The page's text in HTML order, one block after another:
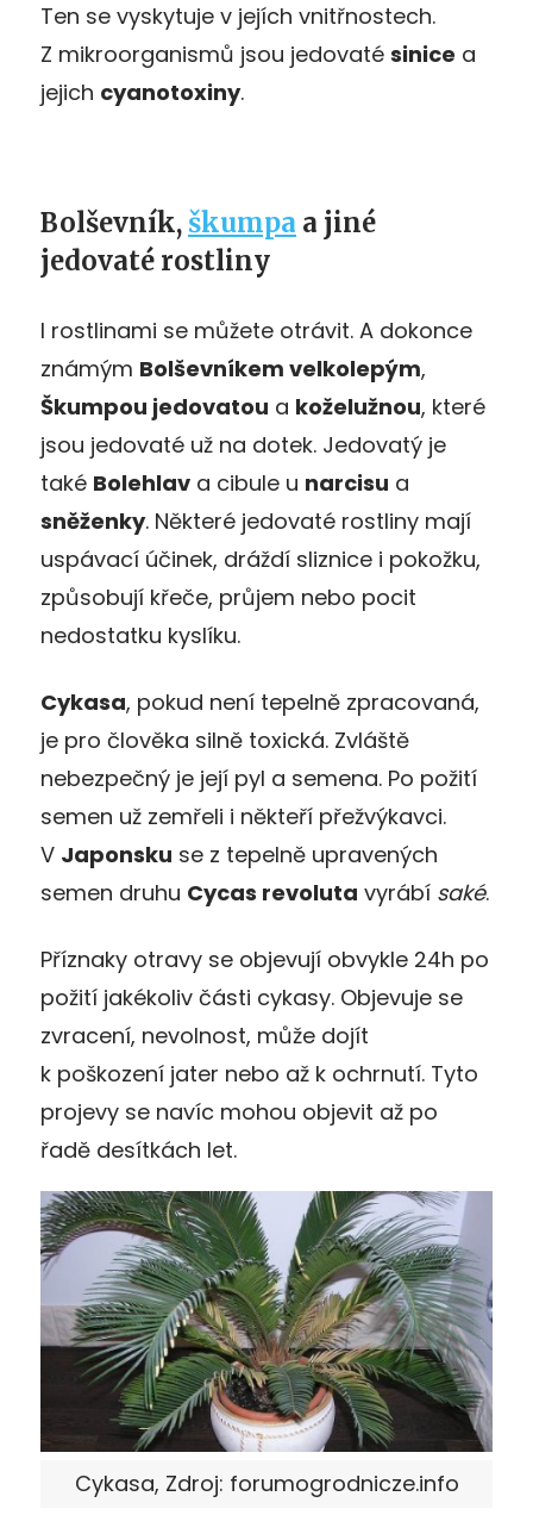
Ten se vyskytuje v jejích vnitřnostech.
Z mikroorganismů jsou jedovaté sinice a
jejich cyanotoxiny.
Bolševník, škumpa a jiné
jedovaté rostliny
I rostlinami se můžete otrávit. A dokonce
známým Bolševníkem velkolepým,
Škumpou jedovatou a koželužnou, které
jsou jedovaté už na dotek. Jedovatý je
také Bolehlav a cibule u narcisu a
sněženky. Některé jedovaté rostliny mají
uspávací účinek, dráždí sliznice i pokožku,
způsobují křeče, průjem nebo pocit
nedostatku kyslíku.
Cykasa, pokud není tepelně zpracovaná,
je pro člověka silně toxická. Zvláště
nebezpečný je její pyl a semena. Po požití
semen už zemřeli i někteří přežvýkavci.
V Japonsku se z tepelně upravených
semen druhu Cycas revoluta vyrábí saké.
Příznaky otravy se objevují obvykle 24h po
požití jakékoliv části cykasy. Objevuje se
zvracení, nevolnost, může dojít
k poškození jater nebo až k ochrnutí. Tyto
projevy se navíc mohou objevit až po
řadě desítkách let.
Cykasa, Zdroj: forumogrodnicze.info